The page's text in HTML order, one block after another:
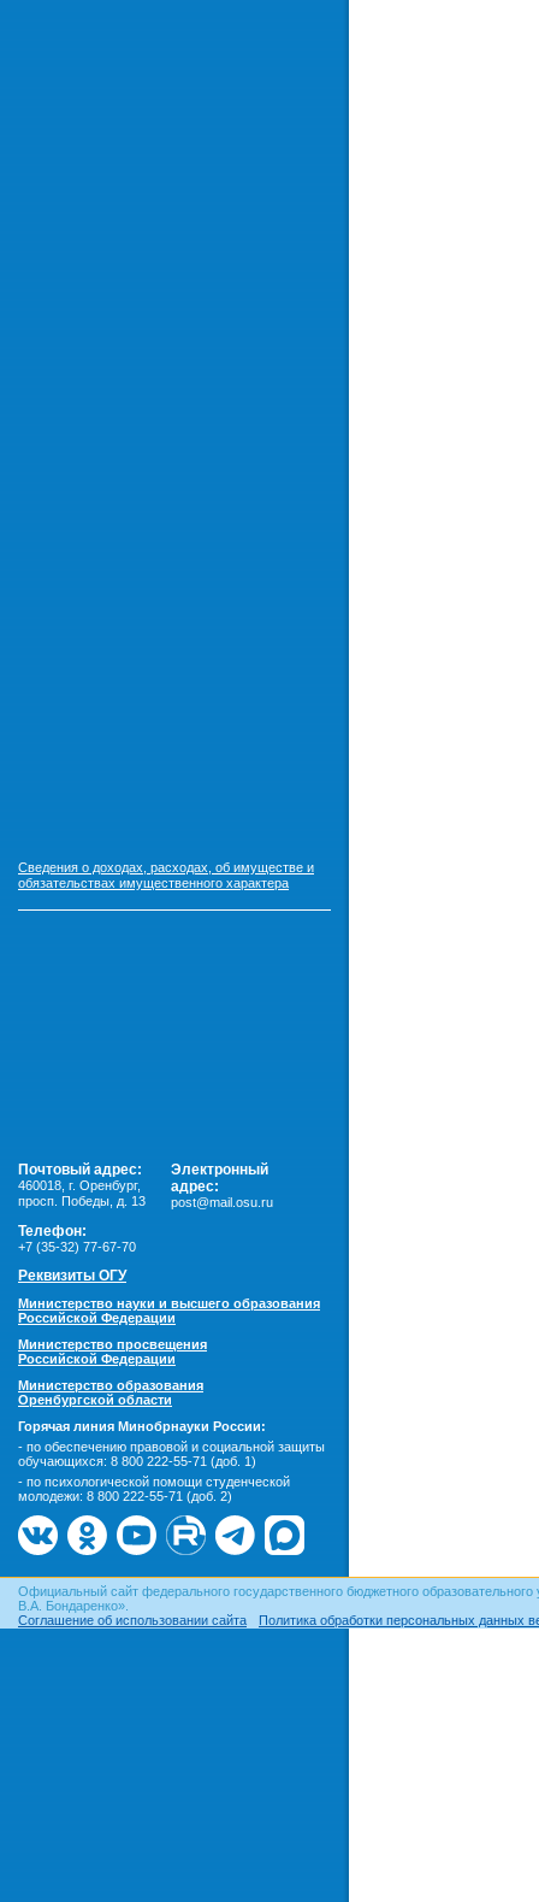
Сведения о доходах, расходах, об имуществе и
обязательствах имущественного характера
Почтовый адрес:
460018 г. Оренбург,
просп. Победы, д. 13
Электронный
адрес:
post@mail.osu.ru
Телефон:
+7 (35-32) 77-67-70
Реквизиты ОГУ
Министерство науки и высшего образования
Российской Федерации
Министерство просвещения
Российской Федерации
Министерство образования
Оренбургской области
Горячая линия Минобрнауки России:
- по обеспечению правовой и социальной защиты
обучающихся: 8 800 222-55-71 (доб. 1)
- по психологической помощи студенческой
молодежи: 8 800 222-55-71 (доб. 2)
Официальный сайт федерального государственного бюджетного
В.А. Бондаренко».
Соглашение об использовании сайта
Политика обработки персональных данных